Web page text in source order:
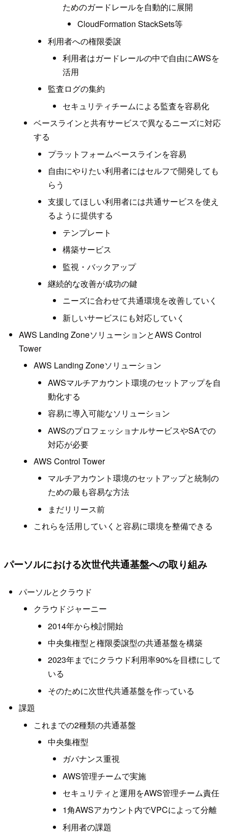
ためのガードレールを自動的に展開
CloudFormation StackSets等
利用者への権限委譲
利用者はガードレールの中で自由にAWSを
活用
監査ログの集約
セキュリティチームによる監査を容易化
ベースラインと共有サービスで異なるニーズに対応
する
プラットフォームベースラインを容易
自由にやりたい利用者にはセルフで開発しても
らう
支援してほしい利用者には共通サービスを使え
るように提供する
テンプレート
構築サービス
監視・バックアップ
継続的な改善が成功の鍵
ニーズに合わせて共通環境を改善していく
新しいサービスにも対応していく
AWS Landing ZoneソリューションとAWS Control
Tower
AWS Landing Zoneソリューション
AWSマルチアカウント環境のセットアップを自
動化する
容易に導入可能なソリューション
AWSのプロフェッショナルサービスやSAでの
対応が必要
AWS Control Tower
マルチアカウント環境のセットアップと統制の
ための最も容易な方法
まだリリース前
これらを活用していくと容易に環境を整備できる
パーソルにおける次世代共通基盤への取り組み
パーソルとクラウド
クラウドジャーニー
2014年から検討開始
中央集権型と権限委譲型の共通基盤を構築
2023年までにクラウド利用率90%を目標にして
いる
そのために次世代共通基盤を作っている
課題
これまでの2種類の共通基盤
中央集権型
ガバナンス重視
AWS管理チームで実施
セキュリティと運用をAWS管理チーム責任
1角AWSアカウント内でVPCによって分離
利用者の課題